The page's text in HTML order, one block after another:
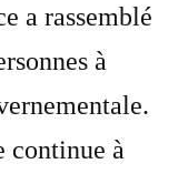
a rassemblé
à
continue à